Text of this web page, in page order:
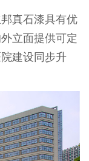
真石漆具有优
立面提供可定
建设同步升